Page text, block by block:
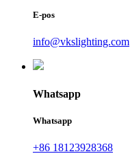
E-pos
info@vkslighting.com
Whatsapp
Whatsapp
+86 18123928368